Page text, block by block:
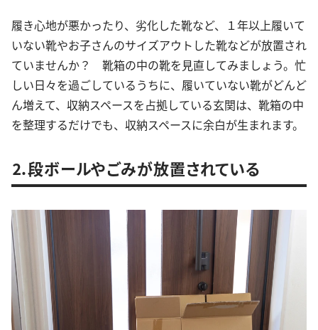
履き心地が悪かったり、劣化した靴など、１年以上履いて
いない靴やお子さんのサイズアウトした靴などが放置され
ていませんか？ 靴箱の中の靴を見直してみましょう。忙
しい日々を過ごしているうちに、履いていない靴がどんど
ん増えて、収納スペースを占拠している玄関は、靴箱の中
を整理するだけでも、収納スペースに余白が生まれます。
⒉段ボールやごみが放置されている